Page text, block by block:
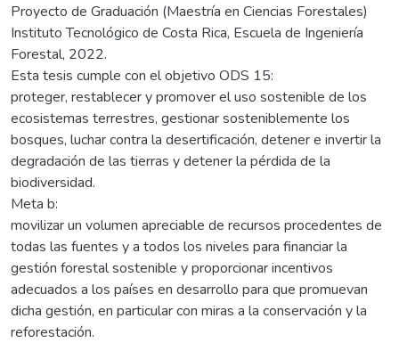
Proyecto de Graduación (Maestría en Ciencias Forestales)
Instituto Tecnológico de Costa Rica, Escuela de Ingeniería
Forestal, 2022.
Esta tesis cumple con el objetivo ODS 15:
proteger, restablecer y promover el uso sostenible de los
ecosistemas terrestres, gestionar sosteniblemente los
bosques, luchar contra la desertificación, detener e invertir la
degradación de las tierras y detener la pérdida de la
biodiversidad.
Meta b:
movilizar un volumen apreciable de recursos procedentes de
todas las fuentes y a todos los niveles para financiar la
gestión forestal sostenible y proporcionar incentivos
adecuados a los países en desarrollo para que promuevan
dicha gestión, en particular con miras a la conservación y la
reforestación.